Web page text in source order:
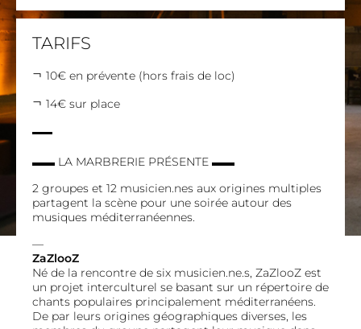
TARIFS
10€ en prévente (hors frais de loc)
14€ sur place
▬▬ LA MARBRERIE PRÉSENTE ▬▬
2 groupes et 12 musicien.nes aux origines multiples
partagent la scène pour une soirée autour des
musiques méditerranéennes.
—
ZaZlooZ
Né de la rencontre de six musicien.ne.s, ZaZlooZ est
un projet interculturel se basant sur un répertoire de
chants populaires principalement méditerranéens.
De par leurs origines géographiques diverses, les